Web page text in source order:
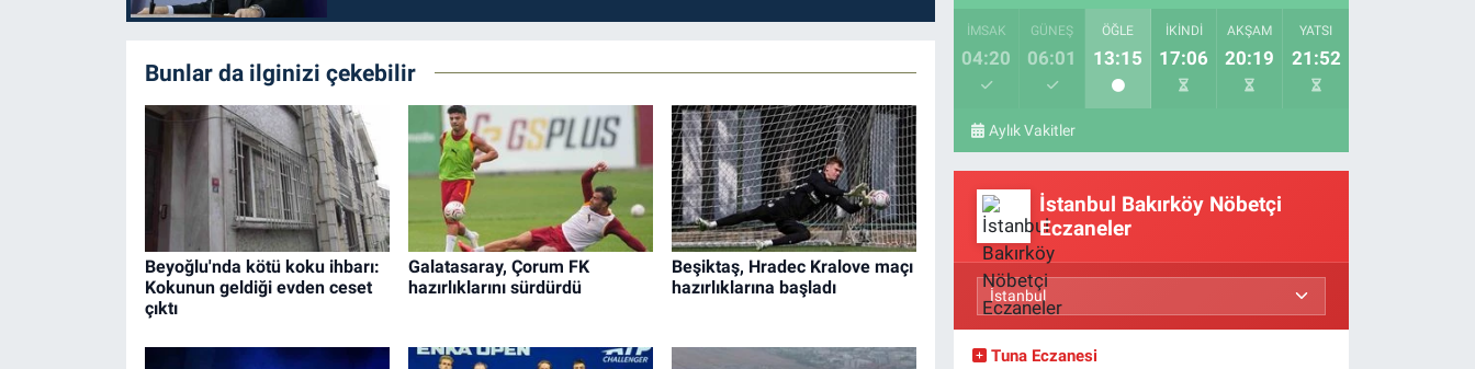
Bunlar da ilginizi çekebilir
Beyoğlu'nda kötü koku ihbarı:
Kokunun geldiği evden ceset
çıktı
Galatasaray, Çorum FK
hazırlıklarını sürdürdü
Beşiktaş, Hradec Kralove maçı
hazırlıklarına başladı
İMSAK
04:20
GÜNEŞ
06:01
ÖĞLE
13:15
İKINDI
17:06
AKŞAM
20:19
YATSI
21:52
Aylık Vakitler
İstanbul Bakırköy Nöbetçi
Eczaneler
Tuna Eczanesi